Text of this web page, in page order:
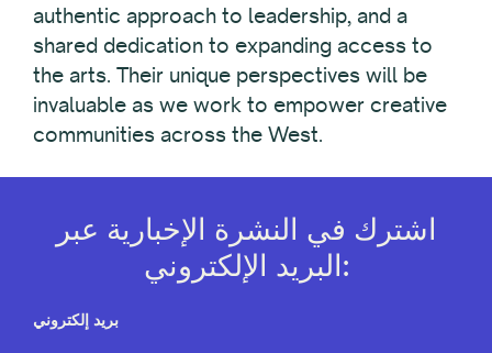
authentic approach to leadership, and a
shared dedication to expanding access to
the arts. Their unique perspectives will be
invaluable as we work to empower creative
communities across the West.
اشترك في النشرة الإخبارية عبر
البريد الإلكتروني:
بريد إلكتروني